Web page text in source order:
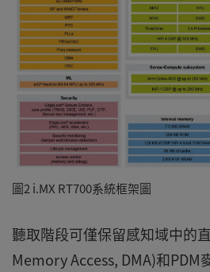
圖2 i.MX RT700系統框架圖
聽取階段可僅保留感知域中的
Memory Access, DMA)和PDM